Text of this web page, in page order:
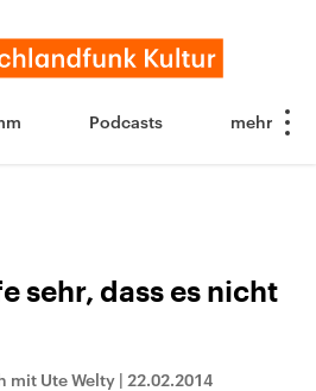
Podcasts
sehr, dass es nicht
mit Ute Welty | 22.02.2014